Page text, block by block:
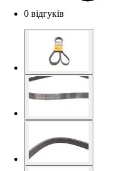
0 відгуків